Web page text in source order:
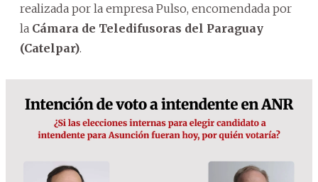
realizada por la empresa Pulso, encomendada por
la Cámara de Teledifusoras del Paraguay
(Catelpar).